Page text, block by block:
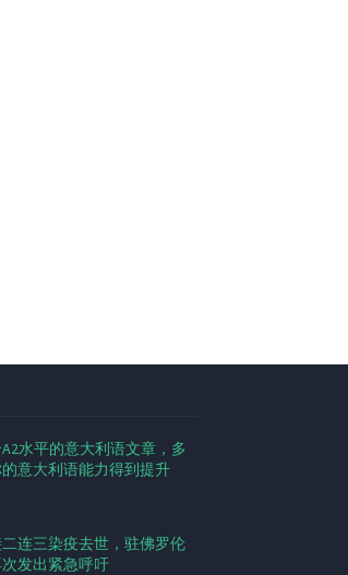
水平的意大利语文章，多
意大利语能力得到提升
连三染疫去世，驻佛罗伦
发出紧急呼吁